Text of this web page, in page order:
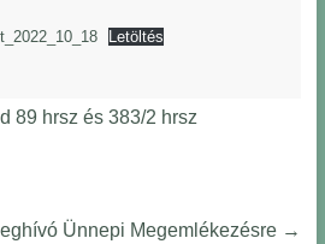
Letöltés
89 hrsz és 383/2 hrsz
Ünnepi Megemlékezésre →